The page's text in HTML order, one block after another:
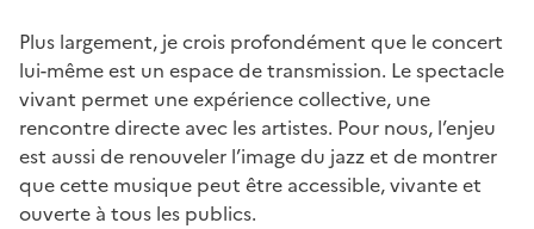
Plus largement, je crois profondément que le concert
lui-même est un espace de transmission. Le spectacle
vivant permet une expérience collective, une
rencontre directe avec les artistes. Pour nous, l’enjeu
est aussi de renouveler l’image du jazz et de montrer
que cette musique peut être accessible, vivante et
ouverte à tous les publics.